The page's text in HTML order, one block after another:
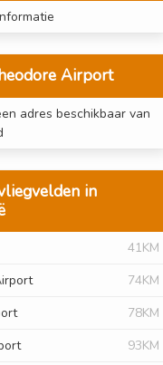
Airport
adres beschikbaar van
in
41KM
74KM
78KM
93KM